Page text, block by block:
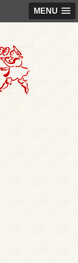
MENU